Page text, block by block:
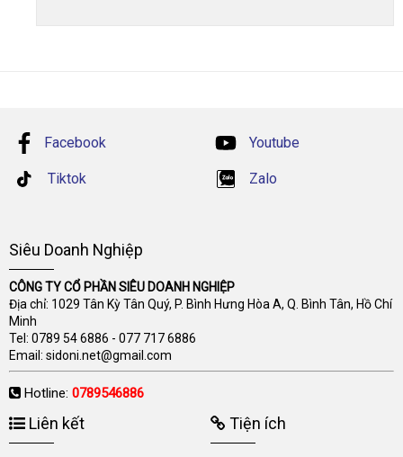
Facebook Youtube
Tiktok Zalo
Siêu Doanh Nghiệp
CÔNG TY CỔ PHẦN SIÊU DOANH NGHIỆP
Địa chỉ: 1029 Tân Kỳ Tân Quý, P. Bình Hưng Hòa A, Q. Bình Tân, Hồ Chí
Minh
Tel: 0789 54 6886 - 077 717 6886
Email: sidoni.net@gmail.com
Hotline: 0789546886
Liên kết Tiện ích